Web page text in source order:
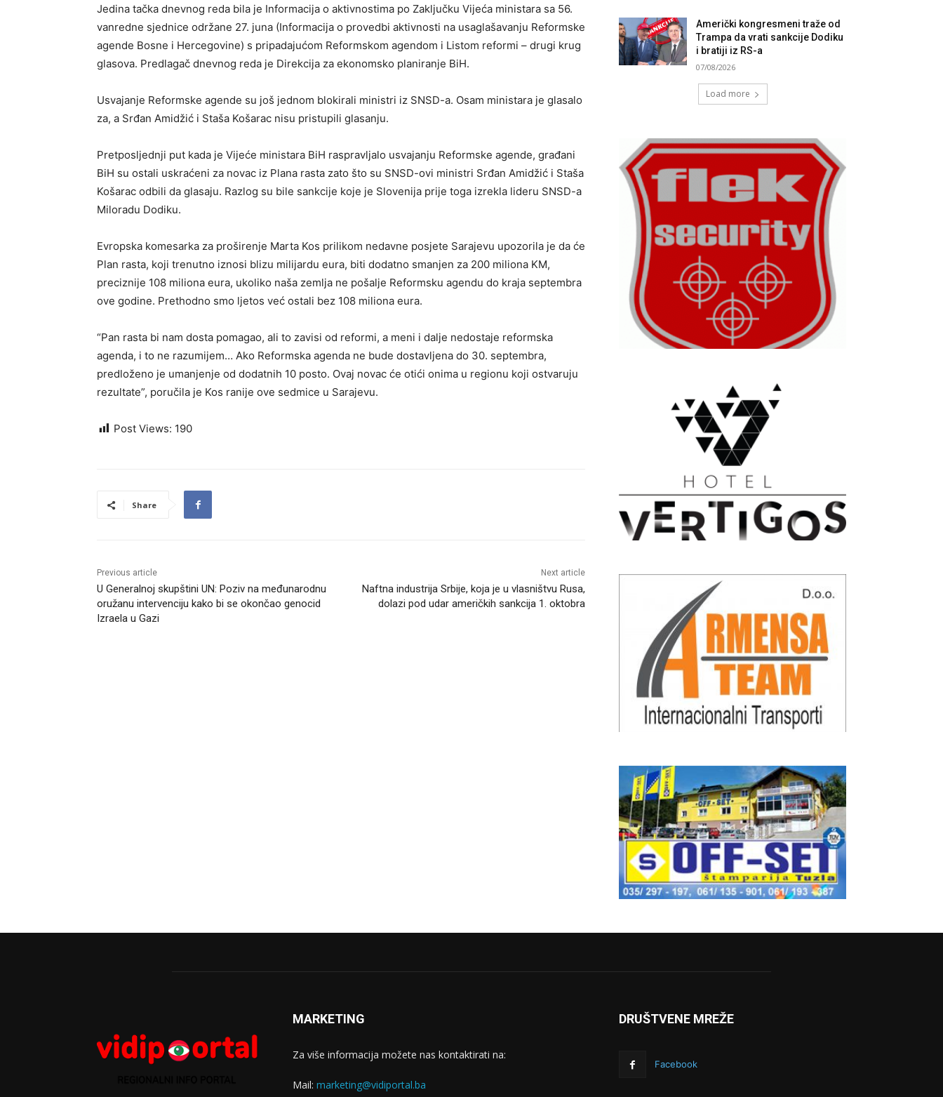
Jedina tačka dnevnog reda bila je Informacija o aktivnostima po Zaključku Vijeća ministara sa 56.
vanredne sjednice održane 27. juna (Informacija o provedbi aktivnosti na usaglašavanju Reformske
agende Bosne i Hercegovine) s pripadajućom Reformskom agendom i Listom reformi – drugi krug
glasova. Predlagač dnevnog reda je Direkcija za ekonomsko planiranje BiH.
Usvajanje Reformske agende su još jednom blokirali ministri iz SNSD-a. Osam ministara je glasalo
za, a Srđan Amidžić i Staša Košarac nisu pristupili glasanju.
Pretposljednji put kada je Vijeće ministara BiH raspravljalo usvajanju Reformske agende, građani
BiH su ostali uskraćeni za novac iz Plana rasta zato što su SNSD-ovi ministri Srđan Amidžić i Staša
Košarac odbili da glasaju. Razlog su bile sankcije koje je Slovenija prije toga izrekla lideru SNSD-a
Miloradu Dodiku.
Evropska komesarka za proširenje Marta Kos prilikom nedavne posjete Sarajevu upozorila je da će
Plan rasta, koji trenutno iznosi blizu milijardu eura, biti dodatno smanjen za 200 miliona KM,
preciznije 108 miliona eura, ukoliko naša zemlja ne pošalje Reformsku agendu do kraja septembra
ove godine. Prethodno smo ljetos već ostali bez 108 miliona eura.
“Pan rasta bi nam dosta pomagao, ali to zavisi od reformi, a meni i dalje nedostaje reformska
agenda, i to ne razumijem… Ako Reformska agenda ne bude dostavljena do 30. septembra,
predloženo je umanjenje od dodatnih 10 posto. Ovaj novac će otići onima u regionu koji ostvaruju
rezultate”, poručila je Kos ranije ove sedmice u Sarajevu.
Post Views: 190
Share
Previous article
U Generalnoj skupštini UN: Poziv na međunarodnu
oružanu intervenciju kako bi se okončao genocid
Izraela u Gazi
Next article
Naftna industrija Srbije, koja je u vlasništvu Rusa,
dolazi pod udar američkih sankcija 1. oktobra
Američki kongresmeni traže od
Trampa da vrati sankcije Dodiku
i bratiji iz RS-a
07/08/2026
Load more
MARKETING
Za više informacija možete nas kontaktirati na:
Mail: marketing@vidiportal.ba
DRUŠTVENE MREŽE
Facebook